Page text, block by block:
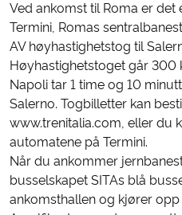
Ved ankomst til Roma er det
Termini, Romas
AV høyhastighetstog til
Høyhastighetstoget går 300
Napoli tar 1 time og 10
Salerno. Togbilletter kan
www.trenitalia.com, eller du
automatene på Termini.
Når du ankommer
busselskapet SITAs blå
ankomsthallen og kjører